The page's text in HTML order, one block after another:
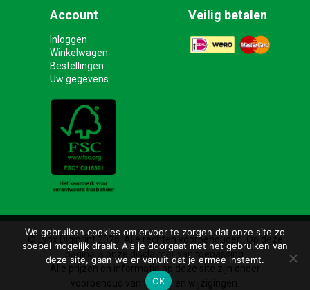
Account
Inloggen
Winkelwagen
Bestellingen
Uw gegevens
Veilig betalen
© Lynx Digiprint 2026. Alle rechten voorbehouden. Op deze
pagina is onze disclaimer van toepassing.
Alle prijzen en informatie op deze site zijn onder
voorbehoud van fouten en wijzigingen.
We gebruiken cookies om ervoor te zorgen dat onze site zo
soepel mogelijk draait. Als je doorgaat met het gebruiken van
deze site, gaan we er vanuit dat je ermee instemt.
OK